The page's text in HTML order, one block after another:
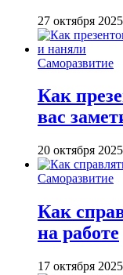
27 октября 2025
Саморазвитие
Как
вас
20 октября 2025
Саморазвитие
Как
на работе
17 октября 2025